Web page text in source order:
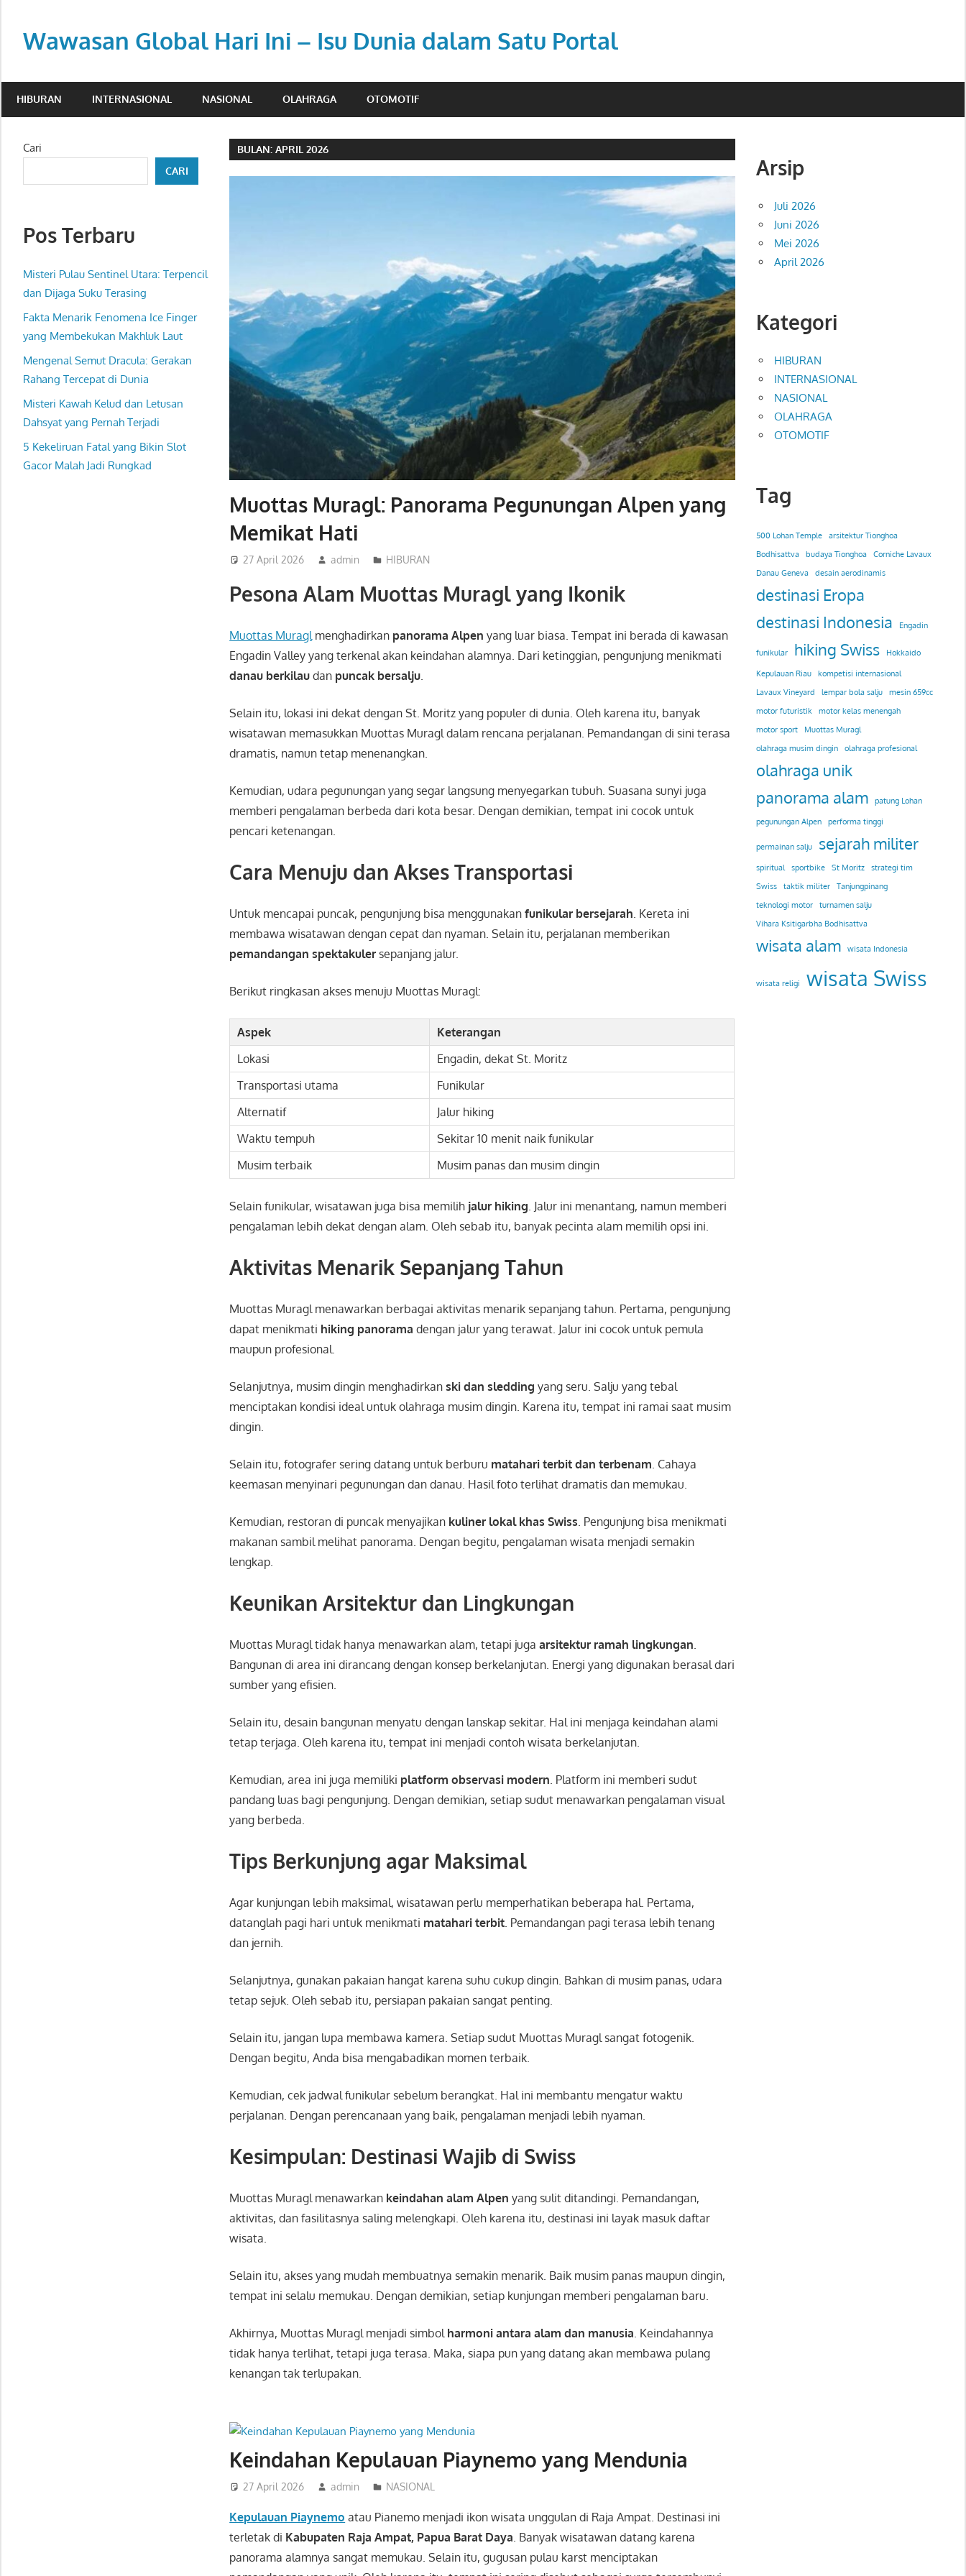
contentWawasan Global Hari Ini – Isu Dunia dalam Satu Portal
di
dinamika
global.
HIBURAN INTERNASIONAL NASIONAL OLAHRAGA OTOMOTIF
BULAN:APRIL 2026
Muottas Muragl: Panorama Pegunungan Alpen yang
Memikat Hati
27 April 2026 admin HIBURAN
Pesona Alam Muottas Muragl yang Ikonik
Muottas Muragl menghadirkan panorama Alpen yang luar biasa. Tempat ini berada di kawasan
Engadin Valley yang terkenal akan keindahan alamnya. Dari ketinggian, pengunjung menikmati
danau berkilau dan puncak bersalju
Selain itu, lokasi ini dekat denganSt. Moritz yang populer di dunia. Oleh karena itu, banyak
wisatawan memasukkan Muottas Muragl dalam rencana perjalanan. Pemandangan di sini terasa
dramatis, namun tetap menenangkan.
Kemudian, udara pegunungan yang segar langsung menyegarkan tubuh. Suasana sunyi juga
memberi pengalaman berbeda dari kota besar. Dengan demikian, tempat ini cocok untuk
pencari ketenangan.
Cara Menuju dan Akses Transportasi
Untuk mencapai puncak, pengunjung bisa menggunakanfunikular bersejarah . Kereta ini
membawa wisatawan dengan cepat dan nyaman. Selain itu, perjalanan memberikan
pemandangan spektakuler sepanjang jalur.
Berikut ringkasan akses menuju Muottas Muragl:
Aspek
Keterangan
Lokasi
Engadin, dekat St. Moritz
Transportasi utama
Funikular
Alternatif
Jalur hiking
Waktu tempuh
Sekitar 10 menit naik funikular
Musim terbaik
Musim panas dan musim dingin
Selain funikular, wisatawan juga bisa memilih jalur hiking . Jalur ini menantang, namun memberi
pengalaman lebih dekat dengan alam. Oleh sebab itu, banyak pecinta alam memilih opsi ini.
Aktivitas Menarik Sepanjang Tahun
Muottas Muragl menawarkan berbagai aktivitas menarik sepanjang tahun. Pertama, pengunjung
dapat menikmati hiking panorama dengan jalur yang terawat. Jalur ini cocok untuk pemula
maupun profesional.
Selanjutnya, musim dingin menghadirkanski dan sledding yang seru. Salju yang tebal
menciptakan kondisi ideal untuk olahraga musim dingin. Karena itu, tempat ini ramai saat musim
dingin.
Selain itu, fotografer sering datang untuk berburu matahari terbit dan terbenam . Cahaya
keemasan menyinari pegunungan dan danau. Hasil foto terlihat dramatis dan memukau.
Kemudian, restoran di puncak menyajikan kuliner lokal khas Swiss . Pengunjung bisa menikmati
makanan sambil melihat panorama. Dengan begitu, pengalaman wisata menjadi semakin
lengkap.
Keunikan Arsitektur dan Lingkungan
Muottas Muragl tidak hanya menawarkan alam, tetapi jugaarsitektur ramah lingkungan
Bangunan di area ini dirancang dengan konsep berkelanjutan. Energi yang digunakan berasal dari
sumber yang efisien.
Selain itu, desain bangunan menyatu dengan lanskap sekitar. Hal ini menjaga keindahan alami
tetap terjaga. Oleh karena itu, tempat ini menjadi contoh wisata berkelanjutan.
Kemudian, area ini juga memiliki platform observasi modern . Platform ini memberi sudut
pandang luas bagi pengunjung. Dengan demikian, setiap sudut menawarkan pengalaman visual
yang berbeda.
Tips Berkunjung agar Maksimal
Agar kunjungan lebih maksimal, wisatawan perlu memperhatikan beberapa hal. Pertama,
datanglah pagi hari untuk menikmati matahari terbit . Pemandangan pagi terasa lebih tenang
dan jernih.
Selanjutnya, gunakan pakaian hangat karena suhu cukup dingin. Bahkan di musim panas, udara
tetap sejuk. Oleh sebab itu, persiapan pakaian sangat penting.
Selain itu, jangan lupa membawa kamera. Setiap sudut Muottas Muragl sangat fotogenik.
Dengan begitu, Anda bisa mengabadikan momen terbaik.
Kemudian, cek jadwal funikular sebelum berangkat. Hal ini membantu mengatur waktu
perjalanan. Dengan perencanaan yang baik, pengalaman menjadi lebih nyaman.
Kesimpulan: Destinasi Wajib di Swiss
Muottas Muragl menawarkan keindahan alam Alpen yang sulit ditandingi. Pemandangan,
aktivitas, dan fasilitasnya saling melengkapi. Oleh karena itu, destinasi ini layak masuk daftar
wisata.
Selain itu, akses yang mudah membuatnya semakin menarik. Baik musim panas maupun dingin,
tempat ini selalu memukau. Dengan demikian, setiap kunjungan memberi pengalaman baru.
Akhirnya, Muottas Muragl menjadi simbol harmoni antara alam dan manusia . Keindahannya
tidak hanya terlihat, tetapi juga terasa. Maka, siapa pun yang datang akan membawa pulang
kenangan tak terlupakan.
Keindahan Kepulauan Piaynemo yang Mendunia
27 April 2026 admin NASIONAL
Kepulauan Piaynemo atau Pianemo menjadi ikon wisata unggulan di Raja Ampat. Destinasi ini
terletak di Kabupaten Raja Ampat, Papua Barat Daya . Banyak wisatawan datang karena
panorama alamnya sangat memukau. Selain itu, gugusan pulau karst menciptakan
Cari
CARI
Pos Terbaru
Misteri Pulau Sentinel Utara: Terpencil
dan Dijaga Suku Terasing
Fakta Menarik Fenomena Ice Finger
yang Membekukan Makhluk Laut
Mengenal Semut Dracula: Gerakan
Rahang Tercepat di Dunia
Misteri Kawah Kelud dan Letusan
Dahsyat yang Pernah Terjadi
5 Kekeliruan Fatal yang Bikin Slot
Gacor Malah Jadi Rungkad
Arsip
Juli 2026
Juni 2026
Mei 2026
April 2026
Kategori
HIBURAN
INTERNASIONAL
NASIONAL
OLAHRAGA
OTOMOTIF
Tag
500 Lohan Temple
arsitektur Tionghoa
Bodhisattva
budaya Tionghoa
Corniche Lavaux
Danau Geneva
desain aerodinamis
destinasi Eropa
destinasi Indonesia
Engadin
funikular hiking Swiss Hokkaido
Kepulauan Riau
kompetisi internasional
Lavaux Vineyard
lempar bola salju
mesin 659cc
motor futuristik
motor kelas menengah
motor sport
Muottas Muragl
olahraga musim dingin
olahraga profesional
olahraga unik
panorama alam
patung Lohan
pegunungan Alpen performa tinggi
permainan salju sejarah militer
spiritual sportbike St Moritz
strategi tim
Swiss
taktik militer
Tanjungpinang
teknologi motor
turnamen salju
Vihara Ksitigarbha Bodhisattva
wisata alam wisata Indonesia
wisata religi wisata Swiss